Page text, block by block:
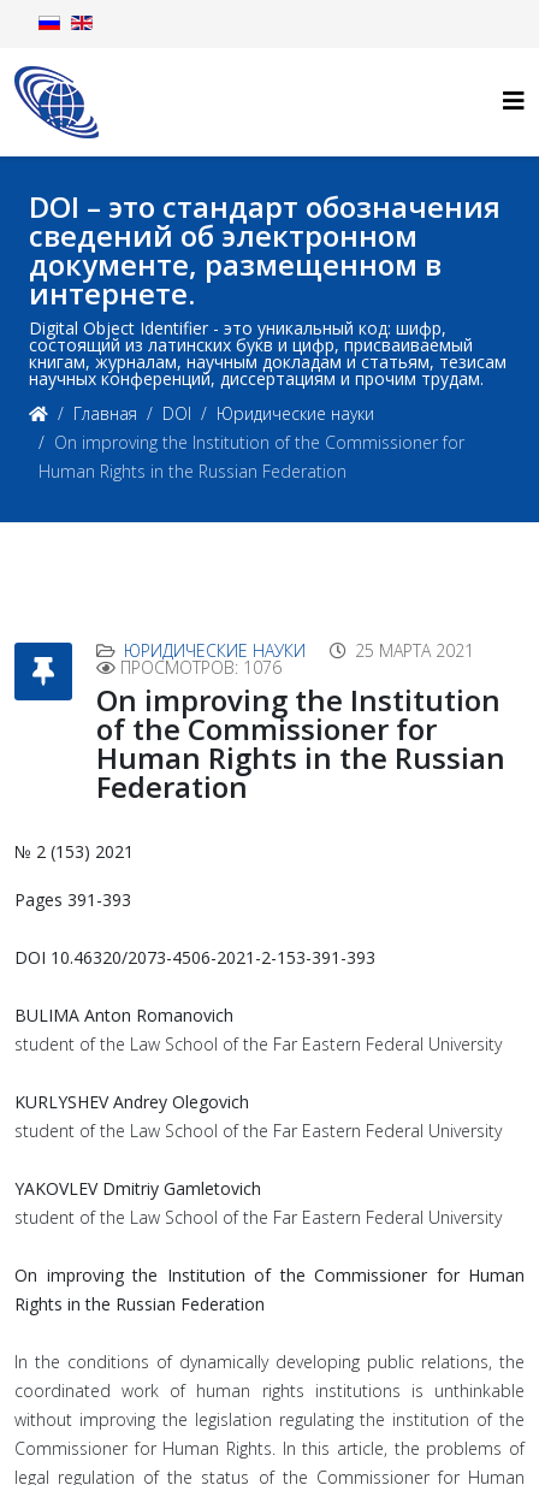
DOI – это стандарт обозначения
сведений об электронном
документе, размещенном в
интернете.
Digital Object Identifier - это уникальный код: шифр,
состоящий из латинских букв и цифр, присваиваемый
книгам, журналам, научным докладам и статьям, тезисам
научных конференций, диссертациям и прочим трудам.
Главная
DOI
Юридические науки
On improving the Institution of the Commissioner for
Human Rights in the Russian Federation
ЮРИДИЧЕСКИЕ НАУКИ 25 МАРТА 2021
ПРОСМОТРОВ: 1076
On improving the Institution
of the Commissioner for
Human Rights in the Russian
Federation
№ 2 (153) 2021
Pages 391-393
DOI 10.46320/2073-4506-2021-2-153-391-393
BULIMA Anton Romanovich
student of the Law School of the Far Eastern Federal University
KURLYSHEV Andrey Olegovich
student of the Law School of the Far Eastern Federal University
YAKOVLEV Dmitriy Gamletovich
student of the Law School of the Far Eastern Federal University
On improving the Institution of the Commissioner for Human
Rights in the Russian Federation
In the conditions of dynamically developing public relations, the
coordinated work of human rights institutions is unthinkable
without improving the legislation regulating the institution of the
Commissioner for Human Rights. In this article, the problems of
legal regulation of the status of the Commissioner for Human